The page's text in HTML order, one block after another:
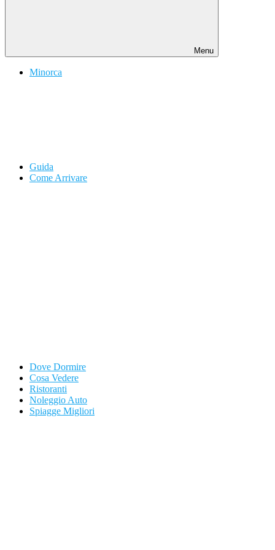
Menu
Minorca
Guida
Come Arrivare
Dove Dormire
Cosa Vedere
Ristoranti
Noleggio Auto
Spiagge Migliori